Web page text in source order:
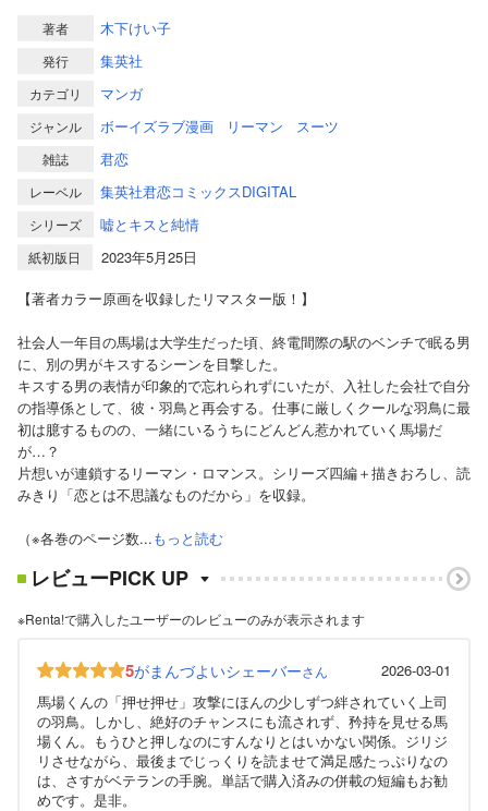
著者 木下けい子
発行 集英社
カテゴリ マンガ
ジャンル ボーイズラブ漫画 リーマン スーツ
雑誌 君恋
レーベル 集英社君恋コミックスDIGITAL
シリーズ 嘘とキスと純情
紙初版日
2023年5月25日
【著者カラー原画を収録したリマスター版！】
社会人一年目の馬場は大学生だった頃、終電間際の駅のベンチで眠る男
に、別の男がキスするシーンを目撃した。
キスする男の表情が印象的で忘れられずにいたが、入社した会社で自分
の指導係として、彼・羽鳥と再会する。仕事に厳しくクールな羽鳥に最
初は臆するものの、一緒にいるうちにどんどん惹かれていく馬場だ
が…？
片想いが連鎖するリーマン・ロマンス。シリーズ四編＋描きおろし、読
みきり「恋とは不思議なものだから」を収録。
（※各巻のページ数...もっと読む
レビューPICK UP
※Renta!で購入したユーザーのレビューのみが表示されます
5がまんづよいシェーバーさん
2026-03-01
馬場くんの「押せ押せ」攻撃にほんの少しずつ絆されていく上司
の羽鳥。しかし、絶好のチャンスにも流されず、矜持を見せる馬
場くん。もうひと押しなのにすんなりとはいかない関係。ジリジ
リさせながら、最後までじっくりを読ませて満足感たっぷりなの
は、さすがベテランの手腕。単話で購入済みの併載の短編もお勧
めです。是非。